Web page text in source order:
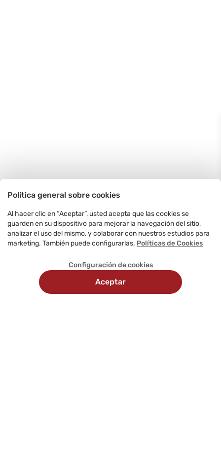
Política general sobre cookies
Al hacer clic en “Aceptar”, usted acepta que las cookies se
guarden en su dispositivo para mejorar la navegación del sitio,
analizar el uso del mismo, y colaborar con nuestros estudios para
marketing. También puede configurarlas. Políticas de Cookies
Configuración de cookies
Aceptar